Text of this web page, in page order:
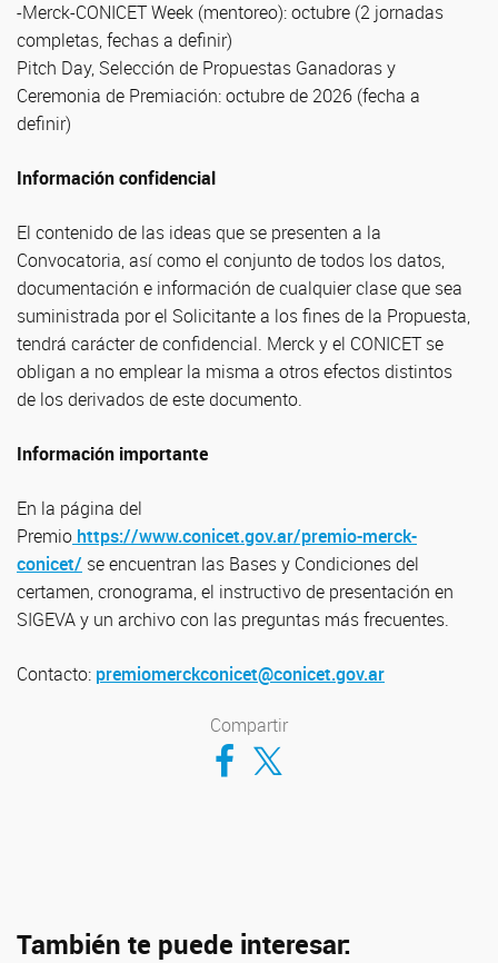
-Merck-CONICET Week (mentoreo): octubre (2 jornadas
completas, fechas a definir)
Pitch Day, Selección de Propuestas Ganadoras y
Ceremonia de Premiación: octubre de 2026 (fecha a
definir)
Información confidencial
El contenido de las ideas que se presenten a la
Convocatoria, así como el conjunto de todos los datos,
documentación e información de cualquier clase que sea
suministrada por el Solicitante a los fines de la Propuesta,
tendrá carácter de confidencial. Merck y el CONICET se
obligan a no emplear la misma a otros efectos distintos
de los derivados de este documento.
Información importante
En la página del
Premio https://www.conicet.gov.ar/premio-merck-
conicet/ se encuentran las Bases y Condiciones del
certamen, cronograma, el instructivo de presentación en
SIGEVA y un archivo con las preguntas más frecuentes.
Contacto: premiomerckconicet@conicet.gov.ar
Compartir
Compartir en Facebook
Compartir en Twitter
También te puede interesar: